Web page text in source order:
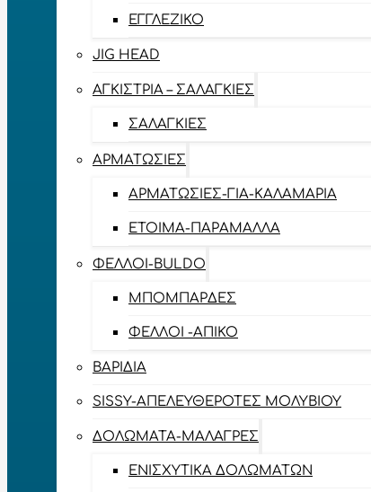
ΕΓΓΛΈΖΙΚΟ
JIG HEAD
ΑΓΚΊΣΤΡΙΑ – ΣΑΛΑΓΚΙΈΣ
ΣΑΛΑΓΚΙΈΣ
ΑΡΜΑΤΩΣΙΈΣ
ΑΡΜΑΤΩΣΙΈΣ-ΓΙΑ-ΚΑΛΑΜΆΡΙΑ
ΈΤΟΙΜΑ-ΠΑΡΆΜΑΛΛΑ
ΦΕΛΛΟΊ-BULDO
ΜΠΟΜΠΆΡΔΕΣ
ΦΕΛΛΟΊ -ΑΠΊΚΟ
ΒΑΡΊΔΙΑ
SISSY-ΑΠΕΛΕΥΘΕΡΟΤΈΣ ΜΟΛΥΒΙΟΎ
ΔΟΛΏΜΑΤΑ-ΜΑΛΆΓΡΕΣ
ΕΝΙΣΧΥΤΙΚΆ ΔΟΛΩΜΆΤΩΝ